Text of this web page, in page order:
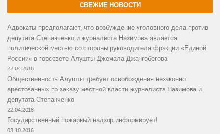
СВЕЖИЕ НОВОСТИ
Адвокаты предполагают, что возбуждение уголовного дела против
депутата Степанченко и журналиста Назимова является
политической местью со стороны руководителя фракции «Единой
России» в горсовете Алушты Джемала Джангобегова
22.04.2018
Общественность Алушты требует освобождения незаконно
арестованных по заказу местной власти журналиста Назимова и
депутата Степанченко
22.04.2018
Государственный пожарный надзор информирует!
03.10.2016